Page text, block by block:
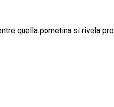
quella pometina si rivela